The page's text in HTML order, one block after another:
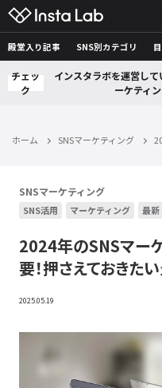
殿堂入り記事 SNS別カテゴリ
チェッ
ク
インスタラボを運営し
ーケティ
ホーム SNSマーケティング
SNSマーケティング
SNS活用 マーケティング 最新
2024年のSNSマー
要！押さえておきた
2025.05.19